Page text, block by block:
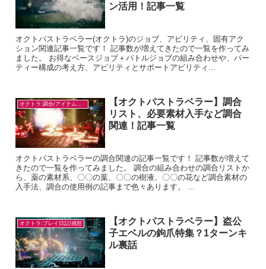
ン活用！記事一覧
オクトパストラベラー(オクトラ)のジョブ、アビリティ、固有アク
ション関連記事一覧です！ 記事数が増えてきたので一覧を作ってみ
ました。 お得なベースジョブ＋バトルジョブの組み合わせや、パー
ティー構成の考え方、アビリティとサポートアビリティ...
【オクトパストラベラー】調合
リスト、必要素材入手など調合
関連！記事一覧
オクトパストラベラーの調合関連の記事一覧です！ 記事数が増えて
きたので一覧を作ってみました。 調合の組み合わせの調合リストか
ら、薬の素材系、〇〇の葉、〇〇の樹液、〇〇の花など調合素材の
入手法、調合の使用例の記事まで色々あります。 ...
オクトラ:プレイ日記/感想
【オクトパストラベラー】盗公
子エベルの鉤爪特集？1ターンキ
ル裏話